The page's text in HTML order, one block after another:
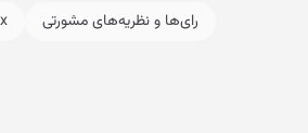
رای‌ها و نظریه‌های مشورتی